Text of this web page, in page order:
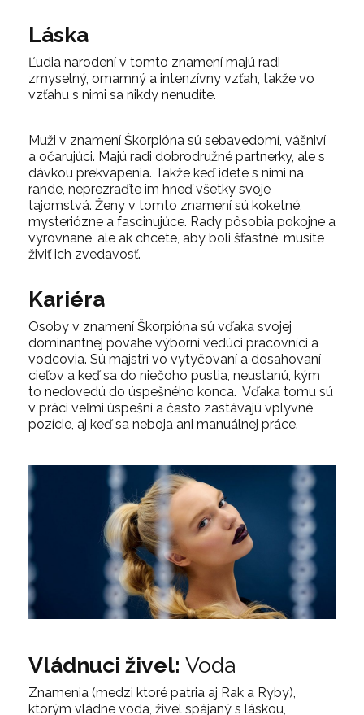
Láska
Ľudia narodení v tomto znamení majú radi
zmyselný, omamný a intenzívny vzťah, takže vo
vzťahu s nimi sa nikdy nenudíte.
Muži v znamení Škorpióna sú sebavedomí, vášniví
a očarujúci. Majú radi dobrodružné partnerky, ale s
dávkou prekvapenia. Takže keď idete s nimi na
rande, neprezraďte im hneď všetky svoje
tajomstvá. Ženy v tomto znamení sú koketné,
mysteriózne a fascinujúce. Rady pôsobia pokojne a
vyrovnane, ale ak chcete, aby boli šťastné, musíte
živiť ich zvedavosť.
Kariéra
Osoby v znamení Škorpióna sú vďaka svojej
dominantnej povahe výborní vedúci pracovníci a
vodcovia. Sú majstri vo vytyčovaní a dosahovaní
cieľov a keď sa do niečoho pustia, neustanú, kým
to nedovedú do úspešného konca. Vďaka tomu sú
v práci veľmi úspešní a často zastávajú vplyvné
pozície, aj keď sa neboja ani manuálnej práce.
Vládnuci živel: Voda
Znamenia (medzi ktoré patria aj Rak a Ryby),
ktorým vládne voda, živel spájaný s láskou,